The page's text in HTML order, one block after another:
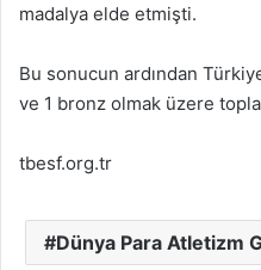
madalya elde etmişti.
Bu sonucun ardından
ve 1 bronz olmak üzere
tbesf.org.tr
Dünya Para Atletizm